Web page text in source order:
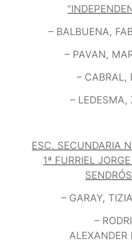
– BALBUENA,
– PAVAN,
– CABRAL,
– LEDESMA,
ESC. SECUNDARIA
1ª FURRIEL
– GARAY,
–
ALEXANDER